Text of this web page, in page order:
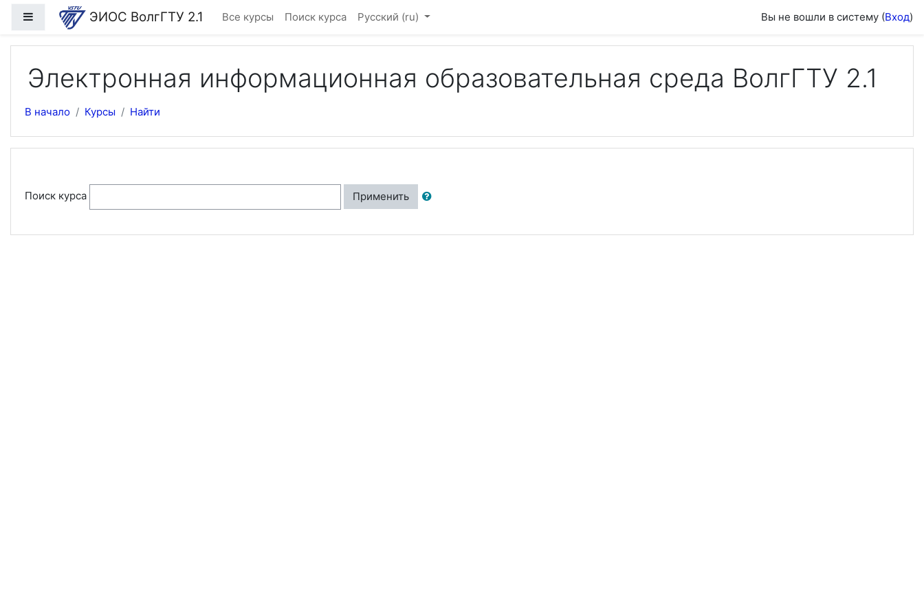
Перейти к основному содержанию
Боковая панельЭИОС ВолгГТУ 2.1 Все курсы Поиск курса Русский ‎(ru)‎ Вы не вошли в систему (Вход)
Электронная информационная образовательная среда ВолгГТУ 2.1
В начало Курсы Найти
Поиск курса Применить